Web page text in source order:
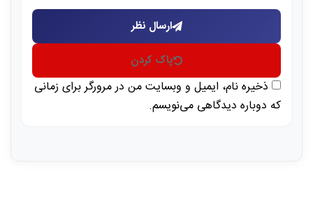
ارسال نظر
پاک کردن
ذخیره نام، ایمیل و وبسایت من در مرورگر برای زمانی
که دوباره دیدگاهی می‌نویسم.